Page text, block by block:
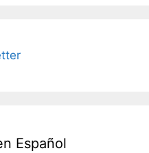
Español